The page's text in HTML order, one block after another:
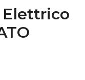
Noleggio
Servizi
Elettrico